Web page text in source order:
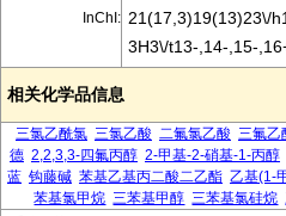
InChI: 21(17,3)19(13)23\/
3H3\/t13-,14-,15-
相关化学品信息
三氯乙酰氯 三氯乙酸 二氟氯乙酸 三氟乙
德 2,2,3,3-四氟丙醇 2-甲基-2-硝基-1-丙醇
蓝 钩藤碱 苯基乙基丙二酸二乙酯 乙基(1-
苯基氯甲烷 三苯基甲醇 三苯基氯硅烷